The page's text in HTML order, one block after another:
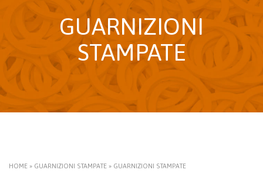
GUARNIZIONI
STAMPATE
HOME » GUARNIZIONI STAMPATE » GUARNIZIONI STAMPATE